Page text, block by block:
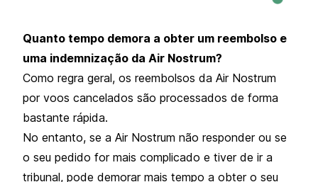
Quanto tempo demora a obter um reembolso e
uma indemnização da Air Nostrum?
Como regra geral, os reembolsos da Air Nostrum
por voos cancelados são processados de forma
bastante rápida.
No entanto, se a Air Nostrum não responder ou se
o seu pedido for mais complicado e tiver de ir a
tribunal, pode demorar mais tempo a obter o seu